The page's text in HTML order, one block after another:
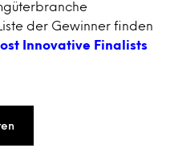
der Gewinner finden
Innovative Finalists